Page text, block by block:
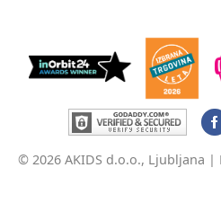
© 2026 AKIDS d.o.o., Ljubljana |